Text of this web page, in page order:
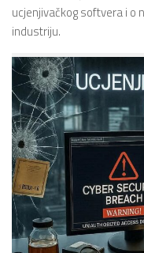
ucjenjivačkog softvera i o
industriju.